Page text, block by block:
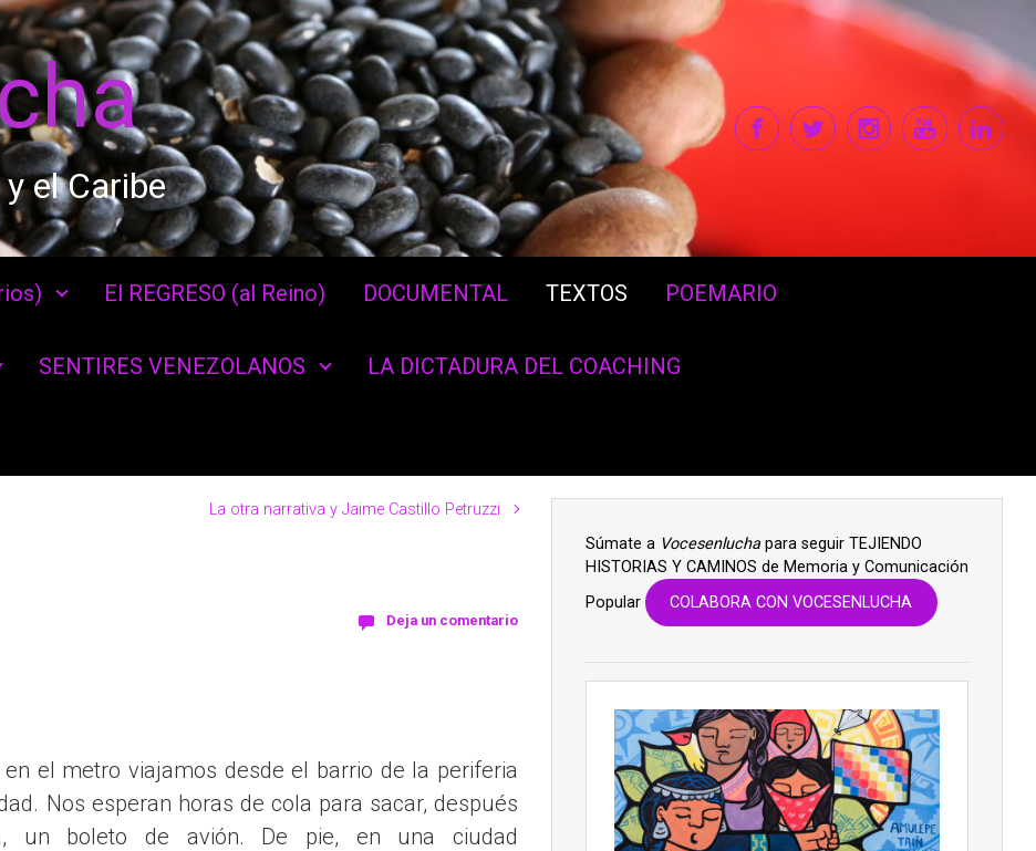
el Caribe
El REGRESO (al Reino) DOCUMENTAL TEXTOS POEMARIO
SENTIRES VENEZOLANOS LA DICTADURA DEL COACHING
La otra narrativa y Jaime Castillo Petruzzi
Deja un comentario
el metro viajamos desde el barrio de la periferia
Nos esperan horas de cola para sacar, después
un boleto de avión. De pie, en una ciudad
Súmate a Vocesenluchapara seguir TEJIENDO
HISTORIAS Y CAMINOS de Memoria y Comunicación
Popular
COLABORA CON VOCESENLUCHA